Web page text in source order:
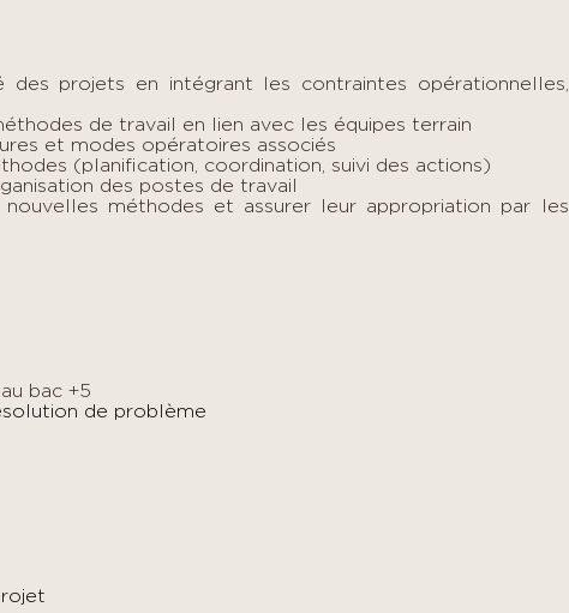
des projets en intégrant les contraintes opérationnelles,
de travail en lien avec les équipes terrain
et modes opératoires associés
(planification, coordination, suivi des actions)
des postes de travail
méthodes et assurer leur appropriation par les
bac +5
de problème